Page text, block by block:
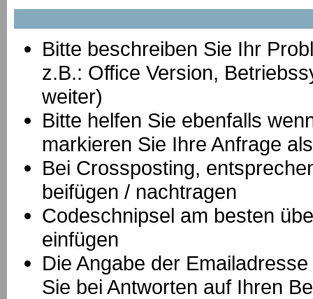
Bitte beschreiben Sie Ihr
z.B.: Office Version,
weiter)
Bitte helfen Sie ebenfalls
markieren Sie Ihre Anfrage
Bei Crossposting,
beifügen / nachtragen
Codeschnipsel am besten
einfügen
Die Angabe der
Sie bei Antworten auf Ihren